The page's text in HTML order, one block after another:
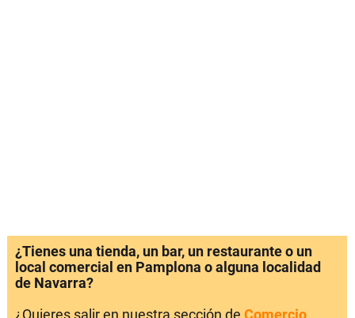
¿Tienes una tienda, un bar, un restaurante o un
local comercial en Pamplona o alguna localidad
de Navarra?
¿Quieres salir en nuestra sección de Comercio